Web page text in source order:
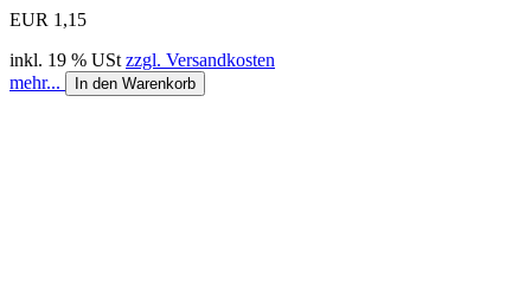
EUR 1,15
inkl. 19 % USt zzgl. Versandkosten
mehr...
In den Warenkorb